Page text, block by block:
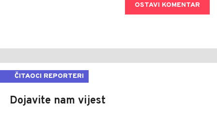
OSTAVI KOMENTAR
ČITAOCI REPORTERI
Dojavite nam vijest